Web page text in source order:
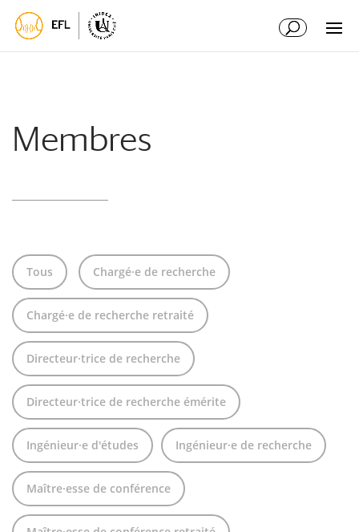
contenu
Membres
Tous Chargé·e de recherche
Chargé·e de recherche retraité
Directeur·trice de recherche
Directeur·trice de recherche émérite
Ingénieur·e d'études Ingénieur·e de recherche
Maître·esse de conférence